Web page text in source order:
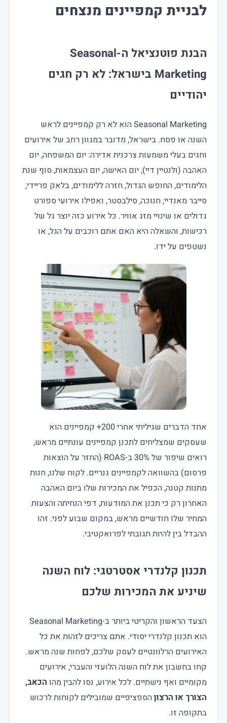
לבניית קמפיינים מנצחים
הבנת פוטנציאל ה-Seasonal
Marketing בישראל: לא רק חגים
יהודיים
Seasonal Marketing הוא לא רק קמפיינים לראש
השנה או פסח. בישראל, מדובר במגוון רחב של אירועים
וחגים בעלי משמעות צרכנית אדירה: יום המשפחה, יום
האהבה (ולנטיין דיי), יום האישה, יום העצמאות, סוף שנת
הלימודים, החופש הגדול, חזרה ללימודים, בלאק פריידי,
סייבר מאנדיי, חנוכה, סילבסטר, ואפילו אירועי ספורט
גדולים או שינויי מזג אוויר. כל אירוע כזה יוצר גל של
רכישות, והשאלה היא האם אתם רוכבים על הגל, או
נשטפים על ידו.
אחד הדברים שגיליתי אחרי 200+ קמפיינים הוא
שעסקים שמצליחים לתכנן קמפיינים עונתיים מראש,
רואים שיפור של 30% ב-ROAS (החזר על הוצאות
פרסום) בהשוואה לקמפיינים גנריים. לקוח שלנו, חנות
מתנות קטנה, הכפיל את המכירות שלו ביום האהבה
האחרון רק כי תכנן את המודעות, דפי הנחיתה והצעות
המחיר שלו חודשיים מראש, במקום שבוע לפני. זהו
ההבדל בין להיות תגובתי לפרואקטיבי.
תכנון קלנדרי אסטרטגי: לוח השנה
שיניע את המכירות שלכם
הצעד הראשון והקריטי ביותר ב-Seasonal Marketing
הוא תכנון קלנדרי יסודי. אתם צריכים לזהות את כל
האירועים הרלוונטיים לעסק שלכם, לפחות שנה מראש.
קחו בחשבון את לוח השנה הלועזי והעברי, אירועים
מקומיים ואף נישתיים. לכל אירוע, נסו להבין מהו הכאב,
הצורך או הרצוןהספציפיים שמובילים לקוחות לרכוש
בתקופה זו.